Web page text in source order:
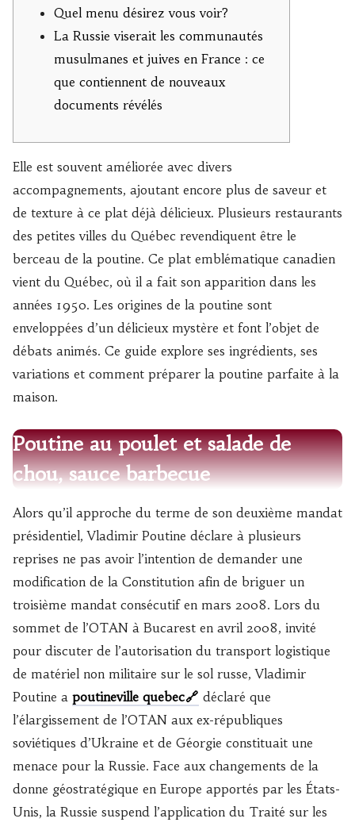
Quel menu désirez vous voir?
La Russie viserait les communautés
musulmanes et juives en France : ce
que contiennent de nouveaux
documents révélés
Elle est souvent améliorée avec divers
accompagnements, ajoutant encore plus de saveur et
de texture à ce plat déjà délicieux. Plusieurs restaurants
des petites villes du Québec revendiquent être le
berceau de la poutine. Ce plat emblématique canadien
vient du Québec, où il a fait son apparition dans les
années 1950. Les origines de la poutine sont
enveloppées d’un délicieux mystère et font l’objet de
débats animés. Ce guide explore ses ingrédients, ses
variations et comment préparer la poutine parfaite à la
maison.
Poutine au poulet et salade de
chou, sauce barbecue
Alors qu’il approche du terme de son deuxième mandat
présidentiel, Vladimir Poutine déclare à plusieurs
reprises ne pas avoir l’intention de demander une
modification de la Constitution afin de briguer un
troisième mandat consécutif en mars 2008. Lors du
sommet de l’OTAN à Bucarest en avril 2008, invité
pour discuter de l’autorisation du transport logistique
de matériel non militaire sur le sol russe, Vladimir
Poutine a poutineville quebec
déclaré que
l’élargissement de l’OTAN aux ex-républiques
soviétiques d’Ukraine et de Géorgie constituait une
menace pour la Russie. Face aux changements de la
donne géostratégique en Europe apportés par les États-
Unis, la Russie suspend l’application du Traité sur les